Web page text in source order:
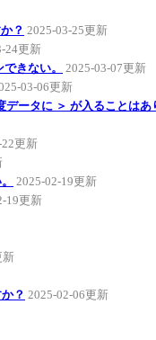
？ 2025-03-25更新
24更新
きない。
2025-03-07更新
03-06更新
ータに ＞ が入ることはあ
更新
2025-02-19更新
19更新
新
？ 2025-02-06更新